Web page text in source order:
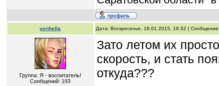
verihella Дата: Воскресенье, 18.01.2015, 16:32 |
Группа: Я - воспитатель!
Сообщений: 193
Зато летом их
скорость, и стать
откуда???